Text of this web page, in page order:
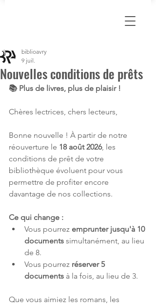
Nouvelles conditions de prêts
biblioavry
9 juil.
📚 Plus de livres, plus de plaisir !
Chères lectrices, chers lecteurs,
Bonne nouvelle ! À partir de notre
réouverture le 18 août 2026, les
conditions de prêt de votre
bibliothèque évoluent pour vous
permettre de profiter encore
davantage de nos collections.
Ce qui change :
Vous pourrez emprunter jusqu'à 10
documents simultanément, au lieu
de 8.
Vous pourrez réserver 5
documents à la fois, au lieu de 3.
Que vous aimiez les romans, les